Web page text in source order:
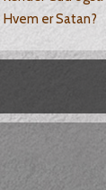
Hvem er Satan?